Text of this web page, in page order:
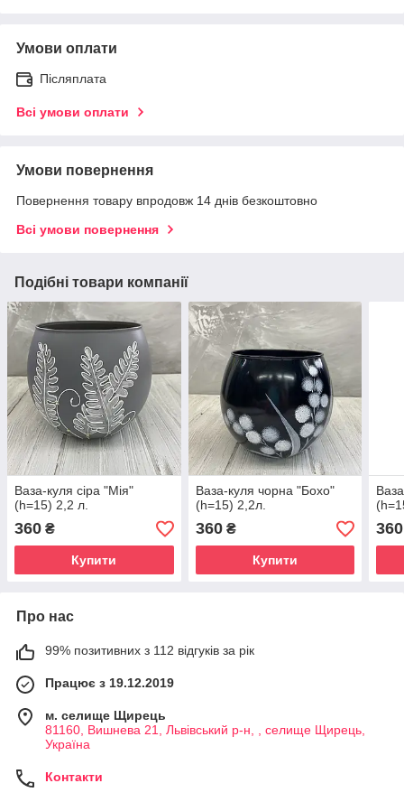
Умови оплати
Післяплата
Всі умови оплати
Умови повернення
Повернення товару впродовж 14 днів безкоштовно
Всі умови повернення
Подібні товари компанії
Ваза-куля сіра "Мія"
(h=15) 2,2 л.
360 ₴
Купити
Ваза-куля чорна "Бохо"
(h=15) 2,2л.
360₴
Купити
360
Про нас
99% позитивних з 112 відгуків за рік
Працює з 19.12.2019
м. селище Щирець
81160, Вишнева 21, Львівський р-н, , селище Щирець,
Україна
Контакти